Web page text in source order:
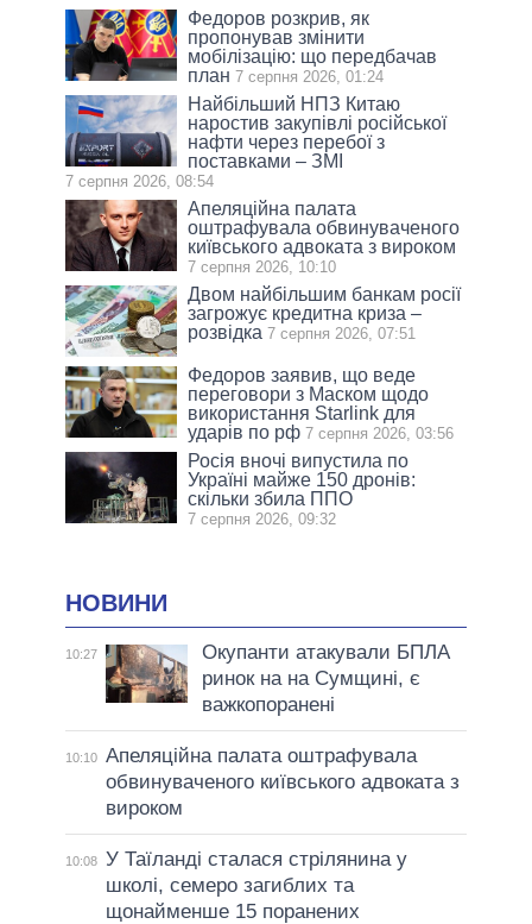
Федоров розкрив, як
пропонував змінити
мобілізацію: що передбачав
план 7 серпня 2026, 01:24
Найбільший НПЗ Китаю
наростив закупівлі російської
нафти через перебої з
поставками – ЗМІ
7 серпня 2026, 08:54
Апеляційна палата
оштрафувала обвинуваченого
київського адвоката з вироком
7 серпня 2026, 10:10
Двом найбільшим банкам росії
загрожує кредитна криза –
розвідка 7 серпня 2026, 07:51
Федоров заявив, що веде
переговори з Маском щодо
використання Starlink для
ударів по рф 7 серпня 2026, 03:56
Росія вночі випустила по
Україні майже 150 дронів:
скільки збила ППО
7 серпня 2026, 09:32
НОВИНИ
10:27
Окупанти атакували БПЛА
ринок на на Сумщині, є
важкопоранені
10:10 Апеляційна палата оштрафувала
обвинуваченого київського адвоката з
вироком
10:08 У Таїланді сталася стрілянина у
школі, семеро загиблих та
щонайменше 15 поранених